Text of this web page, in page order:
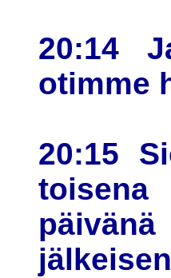
20:14
otimme
20:15
toisena